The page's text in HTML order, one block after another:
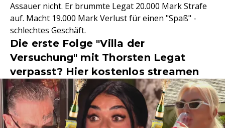
Assauer nicht. Er brummte Legat 20.000 Mark Strafe
auf. Macht 19.000 Mark Verlust für einen "Spaß" -
schlechtes Geschäft.
Die erste Folge "Villa der
Versuchung" mit Thorsten Legat
verpasst? Hier kostenlos streamen